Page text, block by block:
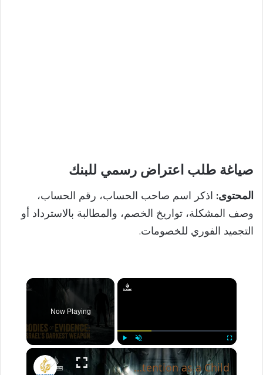
صياغة طلب اعتراض رسمي للبنك
المحتوى: اذكر اسم صاحب الحساب، رقم الحساب،
وصف المشكلة، تواريخ الخصم، والمطالبة بالاسترداد أو
التجميد الفوري للخصومات.
×
Play Unmute Fullscreen
Now Playing
×
Bodies of Evidence: A Palestinian Recalls Abuse in Israeli Detention as a Child